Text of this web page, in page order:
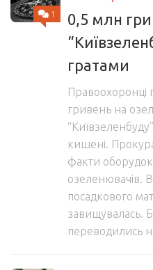
1
0,5 млн
гратами
Правоохоронці
гривень на
кишені.
факти
озеленювачів.
посадкового
завищувалась.
переводились